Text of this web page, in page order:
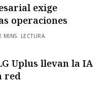
exige
operaciones
MINS. LECTURA
Uplus llevan la IA
red